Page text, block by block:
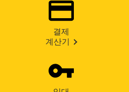
결제
계산기